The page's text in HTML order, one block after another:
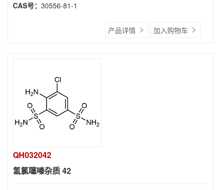
CAS号： 30556-81-1
产品详情 加入购物车
QH032042
氢氯噻嗪杂质 42